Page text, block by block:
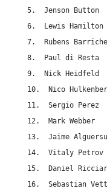
5.  Jenson Button
6.  Lewis
7.  Rubens
8.  Paul di Resta
9.  Nick
10.  Nico
11.  Sergio
12.  Mark
13.  Jaime
14.  Vitaly
15.  Daniel
16.  Sebastian